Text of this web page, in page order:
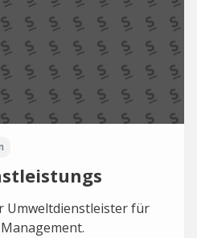
Umweltdienstleister für